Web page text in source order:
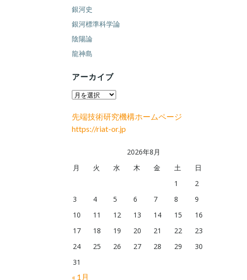
銀河史
銀河標準科学論
陰陽論
龍神島
アーカイブ
ア
カ
イ
先端技術研究機構ホームページ
https://riat-or.jp
2026年8月
月
火 水 木 金 土
日
1
2
3
4 5 6 7 8
9
10
11 12 13 14 15
16
17
18 19 20 21 22
23
24
25 26 27 28 29
30
31
« 1月